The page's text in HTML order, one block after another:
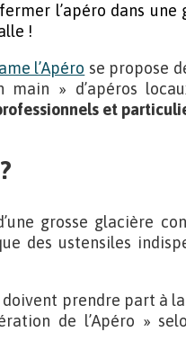
l’apéro dans
!
l’Apéro se propose
» d’apéros
et
grosse glacière
des ustensiles
prendre part à
de l’Apéro »